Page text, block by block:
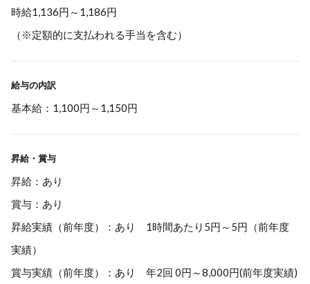
時給1,136円～1,186円
（※定額的に支払われる手当を含む）
給与の内訳
基本給：1,100円～1,150円
昇給・賞与
昇給：あり
賞与：あり
昇給実績（前年度）：あり 1時間あたり5円～5円（前年度
実績）
賞与実績（前年度）：あり 年2回 0円～8,000円(前年度実績)